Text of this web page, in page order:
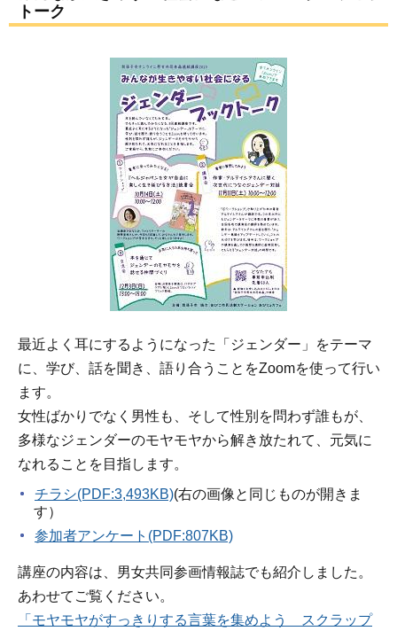
トーク
最近よく耳にするようになった「ジェンダー」をテーマ
に、学び、話を聞き、語り合うことをZoomを使って行い
ます。
女性ばかりでなく男性も、そして性別を問わず誰もが、
多様なジェンダーのモヤモヤから解き放たれて、元気に
なれることを目指します。
チラシ(PDF:3,493KB)(右の画像と同じものが開きま
す）
参加者アンケート(PDF:807KB)
講座の内容は、男女共同参画情報誌でも紹介しました。
あわせてご覧ください。
「モヤモヤがすっきりする言葉を集めよう スクラップ